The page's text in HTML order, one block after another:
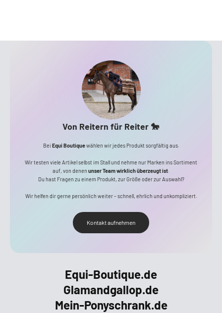
Von Reitern für Reiter 🐎
Bei Equi Boutiquewählen wir jedes Produkt sorgfältig aus.
Wir testen viele Artikel selbst im Stall und nehme nur Marken ins Sortiment
auf, von denen unser Team wirklich überzeugt ist.
Du hast Fragen zu einem Produkt, zur Größe oder zur Auswahl?
Wir helfen dir gerne persönlich weiter – schnell, ehrlich und unkompliziert.
Kontakt aufnehmen
Equi-Boutique.de
Glamandgallop.de
Mein-Ponyschrank.de